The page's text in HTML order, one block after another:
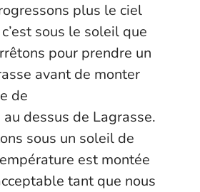
plus le ciel
sous le soleil que
pour prendre un
avant de monter
de
dessus de Lagrasse.
sous un soleil de
est montée
tant que nous